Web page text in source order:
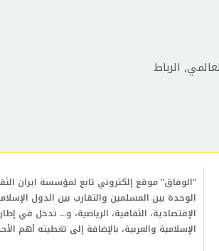
, الرباط
"الوفاق" موقع إلكتروني تابع لمؤسسة ايران
الوحدة بين المسلمين والتقارب بين الدول
الإقتصادية، الثقافية، الرياضية، و... تدخل في
الإسلامية والعربية، بالإضافة إلى تغطيته أهم